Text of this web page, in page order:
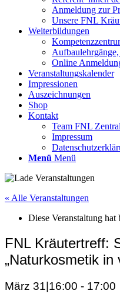
Anmeldung zur
Unsere FNL
Weiterbildungen
Online
Veranstaltungskalender
Impressionen
Auszeichnungen
Shop
Kontakt
Team FNL
Impressum
Menü Menü
« Alle Veranstaltungen
Diese Veranstaltung hat
FNL Kräutertreff:
„Naturkosmetik in
März 31|16:00 - 17:00